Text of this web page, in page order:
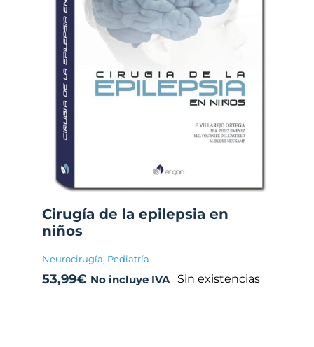
Cirugía de la epilepsia en
niños
Neurocirugía, Pediatría
53,99€ No incluye IVA Sin existencias